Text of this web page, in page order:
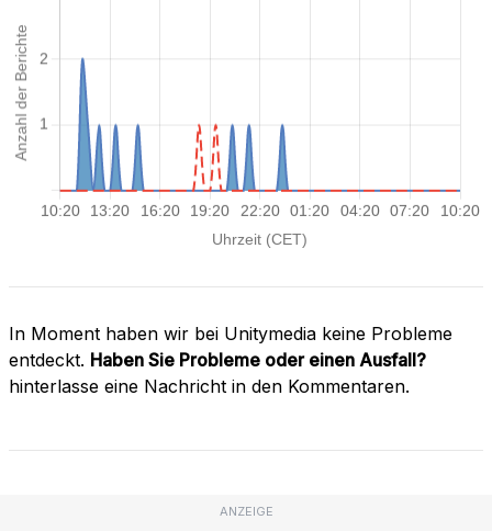
In Moment haben wir bei Unitymedia keine Probleme
entdeckt. Haben Sie Probleme oder einen Ausfall?
hinterlasse eine Nachricht in den Kommentaren.
ANZEIGE